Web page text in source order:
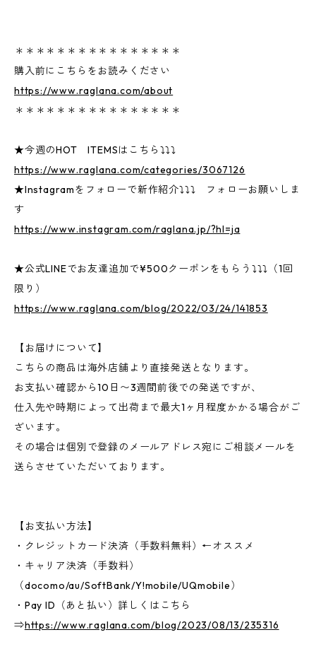
＊＊＊＊＊＊＊＊＊＊＊＊＊＊＊＊
購入前にこちらをお読みください
https://www.raglana.com/about
＊＊＊＊＊＊＊＊＊＊＊＊＊＊＊＊
★今週のHOT ITEMSはこちら⤵⤵⤵
https://www.raglana.com/categories/3067126
★Instagramをフォローで新作紹介⤵⤵⤵ フォローお願いしま
す
https://www.instagram.com/raglana.jp/?hl=ja
★公式LINEでお友達追加で¥500クーポンをもらう⤵⤵⤵（1回
限り）
https://www.raglana.com/blog/2022/03/24/141853
【お届けについて】
こちらの商品は海外店舗より直接発送となります。
お支払い確認から10日〜3週間前後での発送ですが、
仕入先や時期によって出荷まで最大1ヶ月程度かかる場合がご
ざいます。
その場合は個別で登録のメールアドレス宛にご相談メールを
送らさせていただいております。
【お支払い方法】
・クレジットカード決済（手数料無料）←オススメ
・キャリア決済（手数料）
（docomo/au/SoftBank/Y!mobile/UQmobile）
・Pay ID（あと払い）詳しくはこちら
⇒https://www.raglana.com/blog/2023/08/13/235316